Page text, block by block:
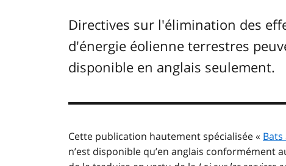
Directives sur l'élimination des
d'énergie éolienne terrestres
disponible en anglais seulement.
Cette publication hautement spécialisée «
n’est disponible qu’en anglais conformément